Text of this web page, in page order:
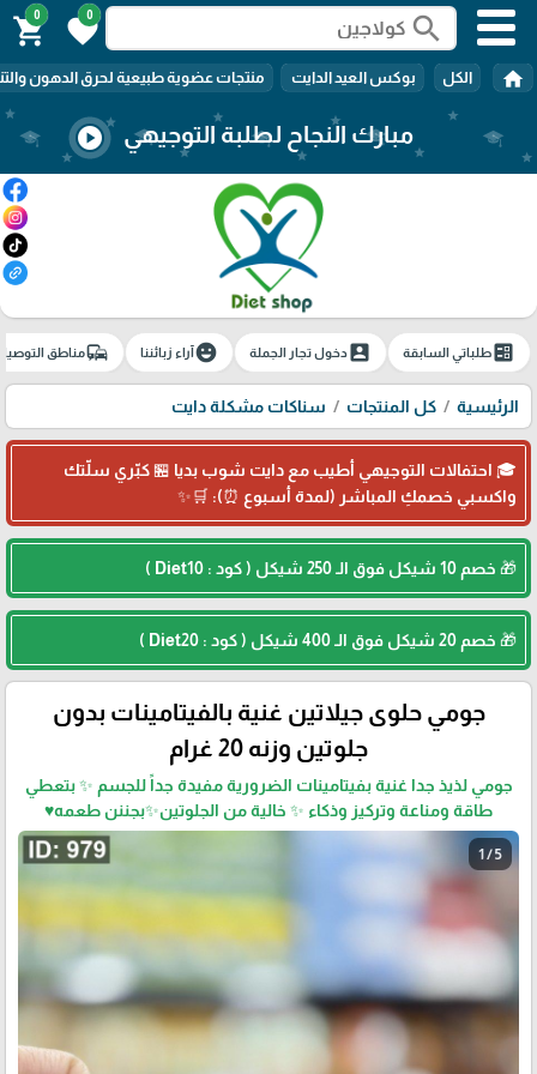
search
0
favorite
0
shopping_cart
home الكل بوكس العيد الدايت منتجات عضوية طبيعية لحرق الدهون
مبارك النجاح لطلبة التوجيهي play_circle
ballotطلباتي السابقة account_boxدخول تجار الجملة emoji_emotionsآراء زبائننا commuteمناطق
الرئيسية كل المنتجات سناكات مشكلة دايت
🎓 احتفالات التوجيهي أطيب مع دايت شوب بديا 🏪 كبّري سلّتك
واكسبي خصمكِ المباشر (لمدة أسبوع ⏰): 🛒✨
🎁 خصم 10 شيكل فوق الـ 250 شيكل ( كود : Diet10 )
🎁 خصم 20 شيكل فوق الـ 400 شيكل ( كود : Diet20 )
جومي حلوى جيلاتين غنية بالفيتامينات بدون
جلوتين وزنه 20 غرام
جومي لذيذ جدا غنية بفيتامينات الضرورية مفيدة جداً للجسم ✨ بتعطي
طاقة ومناعة وتركيز وذكاء ✨ خالية من الجلوتين✨بجننن طعمه♥️
1 / 5